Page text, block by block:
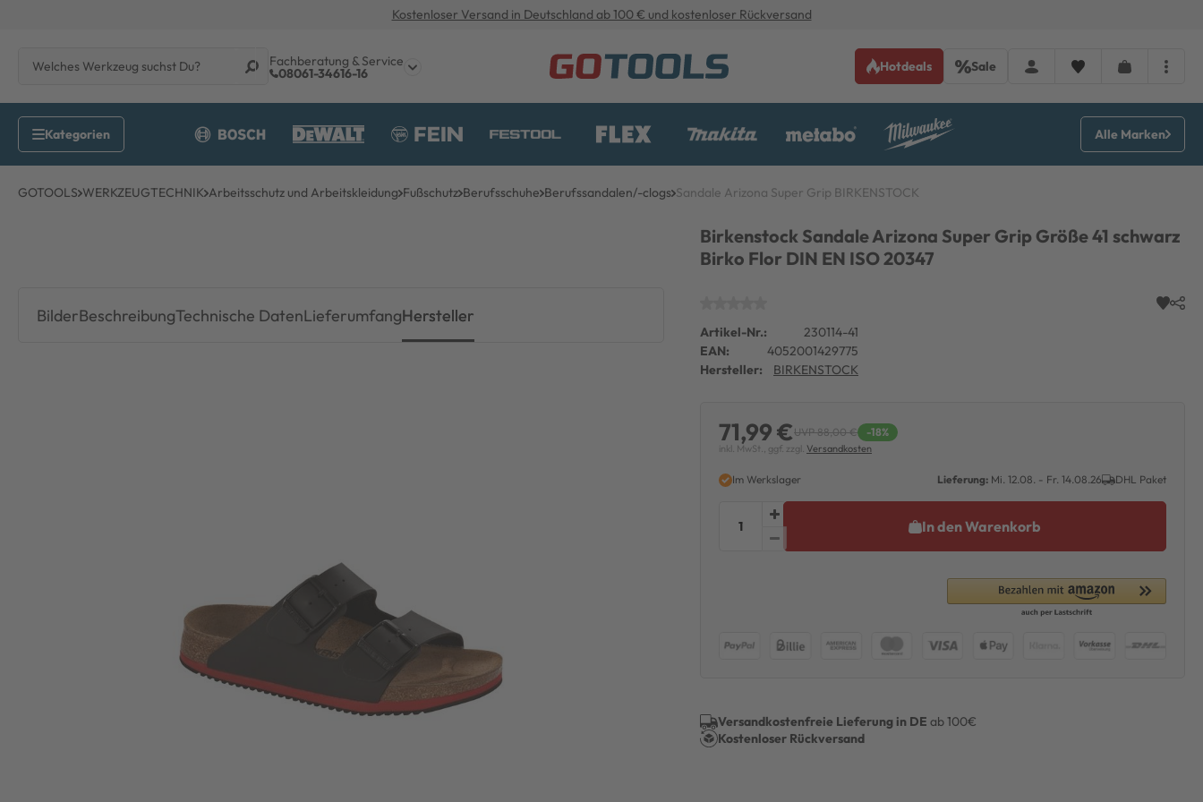
Kostenloser Versand in Deutschland ab 100 € und kostenloser Rückversand
Fachberatung & Service
08061-34616-16 Hotdeals Sale
Alle Marken
GOTOOLS WERKZEUGTECHNIK Arbeitsschutz und Arbeitskleidung Fußschutz Berufsschuhe Berufssandalen/-clogs Sandale Arizona Super Grip BIRKENSTOCK
BilderBeschreibungTechnische DatenLieferumfangHersteller
Birkenstock Sandale Arizona Super Grip Größe 41 schwarz
Birko Flor DIN EN ISO 20347
Artikel-Nr.:
230114-41
EAN:
4052001429775
Hersteller:
BIRKENSTOCK
71,99 €UVP 88,00 € -18%
inkl. MwSt., ggf. zzgl. Versandkosten
Im Werkslager Lieferung: Mi. 12.08. - Fr. 14.08.26 DHL Paket
In den Warenkorb
Versandkostenfreie Lieferung in DE ab 100€
Kostenloser Rückversand